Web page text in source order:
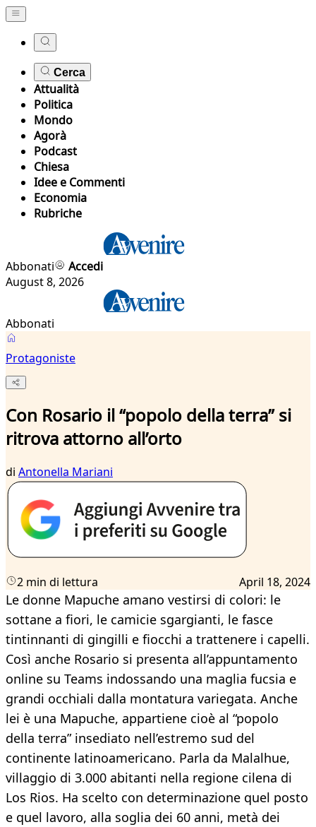
Cerca
Attualità
Politica
Mondo
Agorà
Podcast
Chiesa
Idee e Commenti
Economia
Rubriche
Abbonati
Accedi
August 8, 2026
Abbonati
Protagoniste
Con Rosario il “popolo della terra” si
ritrova attorno all’orto
di Antonella Mariani
2 min di lettura April 18, 2024
Le donne Mapuche amano vestirsi di colori: le
sottane a fiori, le camicie sgargianti, le fasce
tintinnanti di gingilli e fiocchi a trattenere i capelli.
Così anche Rosario si presenta all’appuntamento
online su Teams indossando una maglia fucsia e
grandi occhiali dalla montatura variegata. Anche
lei è una Mapuche, appartiene cioè al “popolo
della terra” insediato nell’estremo sud del
continente latinoamericano. Parla da Malalhue,
villaggio di 3.000 abitanti nella regione cilena di
Los Rios. Ha scelto con determinazione quel posto
e quel lavoro, alla soglia dei 60 anni, metà dei